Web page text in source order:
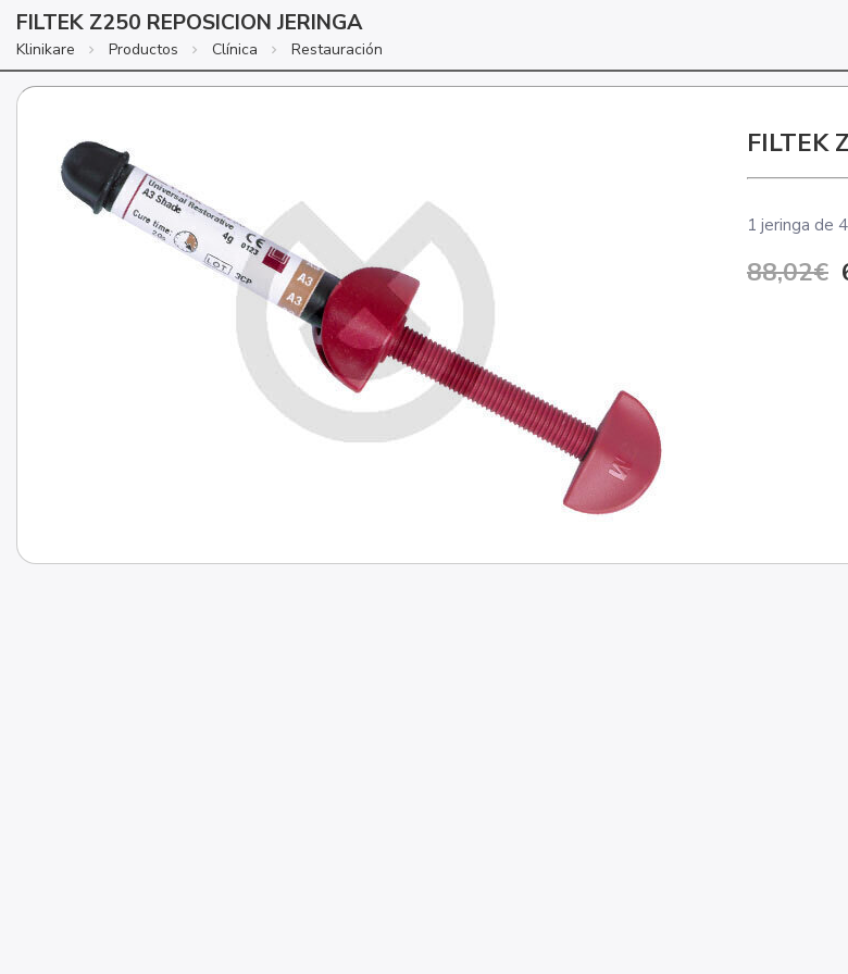
FILTEK Z250 REPOSICION JERINGA
Klinikare Productos Clínica Restauración
FILTEK
1 jeringa de
88,02€